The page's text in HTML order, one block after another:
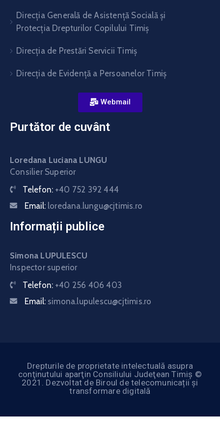
Direcția Generală de Asistență Socială și
Protecția Drepturilor Copilului Timiș
Direcţia de Prestări Servicii Timiş
Direcţia de Evidenţă a Persoanelor Timiş
Webmail
Purtător de cuvânt
Loredana Luciana LUNGU
Consilier Superior
Telefon: +40 752 392 444
Email: loredana.lungu@cjtimis.ro
Informații publice
Simona LUPULESCU
Inspector superior
Telefon: +40 256 406 403
Email: simona.lupulescu@cjtimis.ro
Drepturile de proprietate intelectuală asupra
conţinutului aparţin Consiliului Judeţean Timiş ©
2021. Dezvoltat de Biroul de telecomunicații și
transformare digitală